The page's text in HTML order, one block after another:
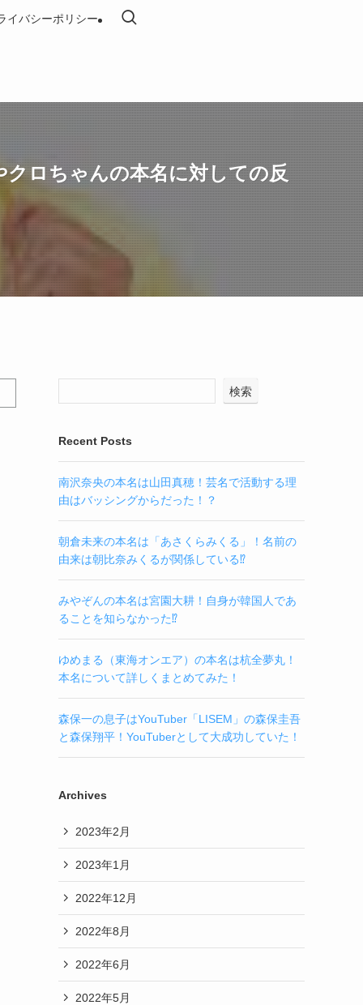
イバシーポリシー
ロちゃんの本名に対しての反
検索
Recent Posts
南沢奈央の本名は山田真穂！芸名で活動する理
由はバッシングからだった！？
朝倉未来の本名は「あさくらみくる」！名前の
由来は朝比奈みくるが関係している⁉
みやぞんの本名は宮園大耕！自身が韓国人であ
ることを知らなかった⁉
ゆめまる（東海オンエア）の本名は杭全夢丸！
本名について詳しくまとめてみた！
森保一の息子はYouTuber「LISEM」の森保圭吾
と森保翔平！YouTuberとして大成功していた！
Archives
2023年2月
2023年1月
2022年12月
2022年8月
2022年6月
2022年5月